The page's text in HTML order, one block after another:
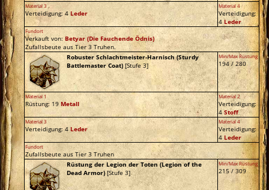
Material 3
Verteidigung: 4Leder
Material 4
Verteidigung:
4Leder
Fundort
Verkauft von:Betyar (Die Fauchende Ödnis)
Zufallsbeute aus Tier 3 Truhen.
Robuster Schlachtmeister-Harnisch (Sturdy
Battlemaster Coat) [Stufe 3]
Min/Max Rüstung
194 / 280
Material 1
Rüstung: 19Metall
Material 2
Verteidigung:
4Stoff
Material 3
Verteidigung: 4Leder
Material 4
Verteidigung:
4Leder
Fundort
Zufallsbeute aus Tier 3 Truhen
Rüstung der Legion der Toten (Legion of the
Dead Armor)[Stufe 3]
Min/Max Rüstung
215 / 309